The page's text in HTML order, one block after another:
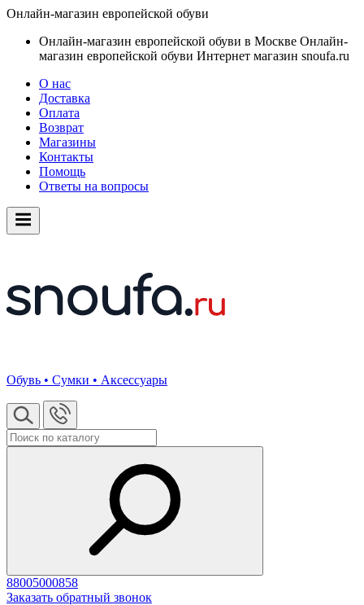
Онлайн-магазин европейской обуви
Онлайн-магазин европейской обуви в Москве Онлайн-
магазин европейской обуви Интернет магазин snoufa.ru
О нас
Доставка
Оплата
Возврат
Магазины
Контакты
Помощь
Ответы на вопросы
Обувь • Сумки • Аксессуары
88005000858
Заказать обратный звонок